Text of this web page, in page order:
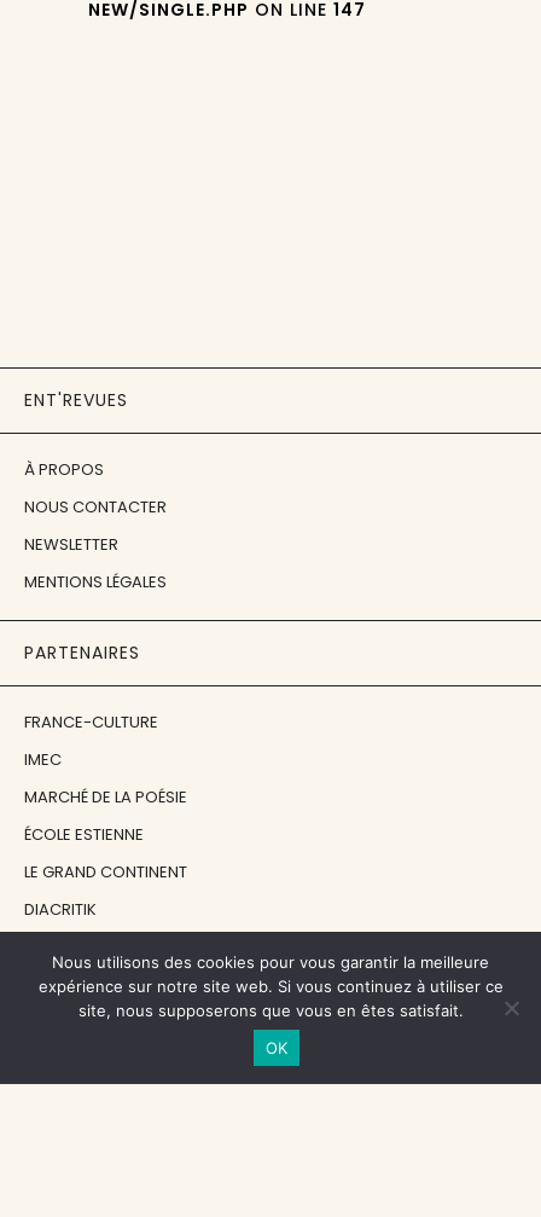
NEW/SINGLE.PHP ON LINE 147
ENT'REVUES
À PROPOS
NOUS CONTACTER
NEWSLETTER
MENTIONS LÉGALES
PARTENAIRES
FRANCE-CULTURE
IMEC
MARCHÉ DE LA POÉSIE
ÉCOLE ESTIENNE
LE GRAND CONTINENT
DIACRITIK
NOS SOUTIENS
CENTRE NATIONAL DU LIVRE
Nous utilisons des cookies pour vous garantir la meilleure
expérience sur notre site web. Si vous continuez à utiliser ce
site, nous supposerons que vous en êtes satisfait.
OK